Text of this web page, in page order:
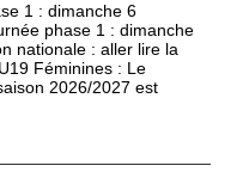
1 : dimanche 6
phase 1 : dimanche
nationale : aller lire la
Féminines : Le
2026/2027 est